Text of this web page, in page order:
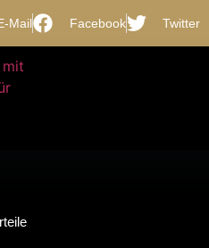
Mail Facebook Twitter